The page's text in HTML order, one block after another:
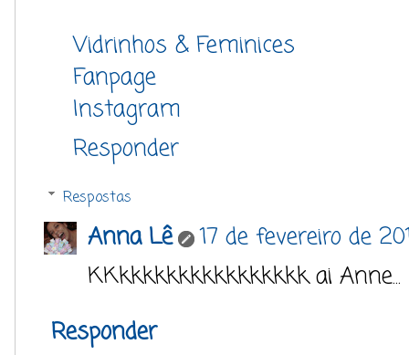
Vidrinhos & Feminices
Fanpage
Instagram
Responder
Respostas
Anna Lê
17 de fevereiro de
KKkkkkkkkkkkkkkkkk ai
Responder